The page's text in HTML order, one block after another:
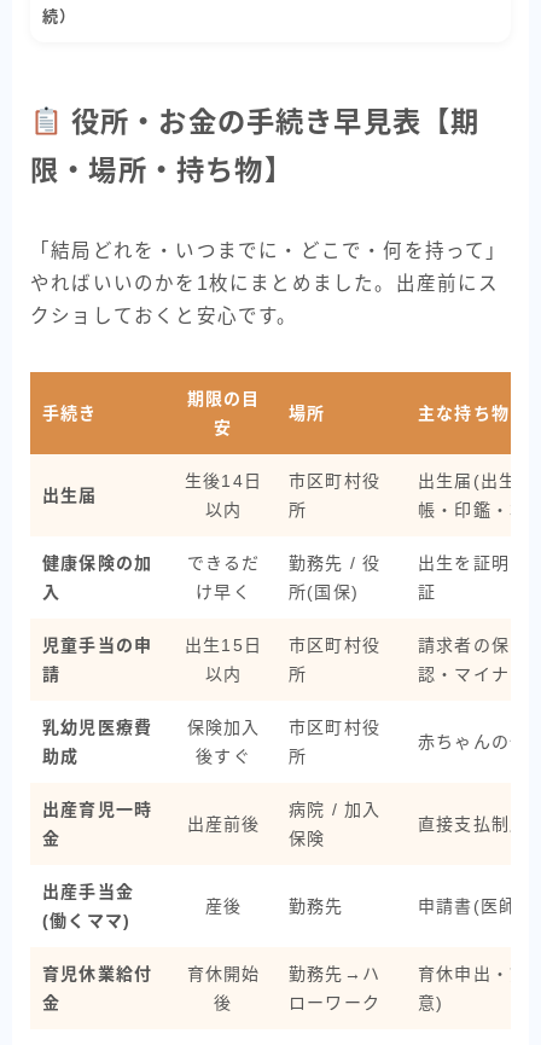
続）
役所・お金の手続き早見表【期
限・場所・持ち物】
「結局どれを・いつまでに・どこで・何を持って」
やればいいのかを1枚にまとめました。出産前にス
クショしておくと安心です。
手続き
期限の目
安
場所 主な持ち物
出生届
生後14日
以内
市区町村役
所
出生届(出生
帳・印鑑・本
健康保険の加
入
できるだ
け早く
勤務先 / 役
所(国保)
出生を証明で
証
児童手当の申
請
出生15日
以内
市区町村役
所
請求者の保険
認・マイナン
乳幼児医療費
助成
保険加入
後すぐ
市区町村役
所
赤ちゃんの保
出産育児一時
金
出産前後
病院 / 加入
保険
直接支払制度
出産手当金
(働くママ)
産後 勤務先 申請書(医師記
育児休業給付
金
育休開始
後
勤務先→ハ
ローワーク
育休申出・賃
意)